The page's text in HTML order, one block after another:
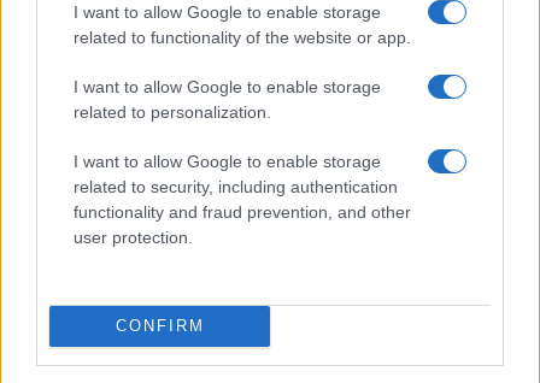
I want to allow Google to enable storage
related to functionality of the website or app.
I want to allow Google to enable storage
related to personalization.
I want to allow Google to enable storage
related to security, including authentication
functionality and fraud prevention, and other
user protection.
CONFIRM
Linci Rugby Club Milano: la storia di un gruppo di
atlete che ha scelto l’autogestione
ALTRI SPORT